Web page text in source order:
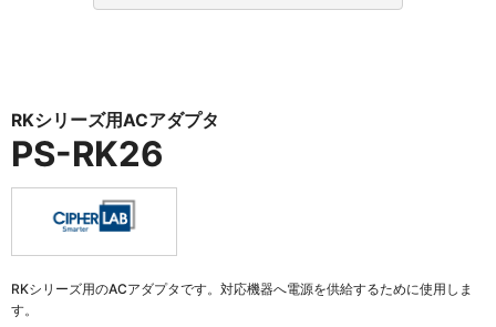
RKシリーズ用ACアダプタ
PS-RK26
RKシリーズ用のACアダプタです。対応機器へ電源を供給するために使用しま
す。